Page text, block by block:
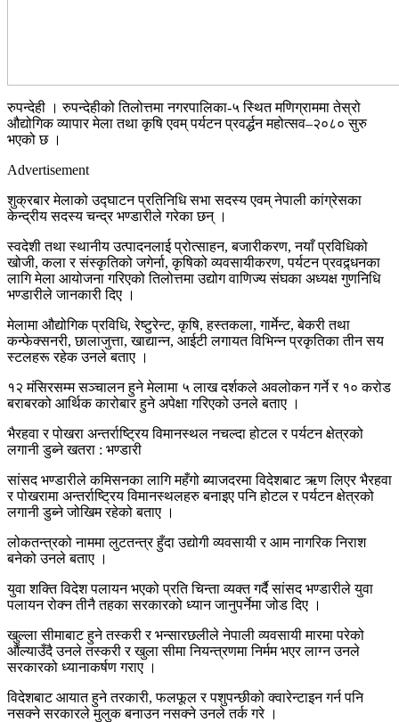
रुपन्देही । रुपन्देहीको तिलोत्तमा नगरपालिका-५ स्थित मणिग्राममा तेस्रो
औद्योगिक व्यापार मेला तथा कृषि एवम् पर्यटन प्रवर्द्धन महोत्सव–२०८० सुरु
भएको छ ।
Advertisement
शुक्रबार मेलाको उद्घाटन प्रतिनिधि सभा सदस्य एवम् नेपाली कांग्रेसका
केन्द्रीय सदस्य चन्द्र भण्डारीले गरेका छन् ।
स्वदेशी तथा स्थानीय उत्पादनलाई प्रोत्साहन, बजारीकरण, नयाँ प्रविधिको
खोजी, कला र संस्कृतिको जगेर्ना, कृषिको व्यवसायीकरण, पर्यटन प्रवद्र्धनका
लागि मेला आयोजना गरिएको तिलोत्तमा उद्योग वाणिज्य संघका अध्यक्ष गुणनिधि
भण्डारीले जानकारी दिए ।
मेलामा औद्योगिक प्रविधि, रेष्टुरेन्ट, कृषि, हस्तकला, गार्मेन्ट, बेकरी तथा
कन्फेक्सनरी, छालाजुत्ता, खाद्यान्न, आईटी लगायत विभिन्न प्रकृतिका तीन सय
स्टलहरू रहेक उनले बताए ।
१२ मंसिरसम्म सञ्चालन हुने मेलामा ५ लाख दर्शकले अवलोकन गर्ने र १० करोड
बराबरको आर्थिक कारोबार हुने अपेक्षा गरिएको उनले बताए ।
भैरहवा र पोखरा अन्तर्राष्ट्रिय विमानस्थल नचल्दा होटल र पर्यटन क्षेत्रको
लगानी डुब्ने खतरा : भण्डारी
सांसद भण्डारीले कमिसनका लागि महँगो ब्याजदरमा विदेशबाट ऋण लिएर भैरहवा
र पोखरामा अन्तर्राष्ट्रिय विमानस्थलहरु बनाइए पनि होटल र पर्यटन क्षेत्रको
लगानी डुब्ने जोखिम रहेको बताए ।
लोकतन्त्रको नाममा लुटतन्त्र हुँदा उद्योगी व्यवसायी र आम नागरिक निराश
बनेको उनले बताए ।
युवा शक्ति विदेश पलायन भएको प्रति चिन्ता व्यक्त गर्दै सांसद भण्डारीले युवा
पलायन रोक्न तीनै तहका सरकारको ध्यान जानुपर्नेमा जोड दिए ।
खुल्ला सीमाबाट हुने तस्करी र भन्सारछलीले नेपाली व्यवसायी मारमा परेको
औंल्याउँदै उनले तस्करी र खुला सीमा नियन्त्रणमा निर्मम भएर लाग्न उनले
सरकारको ध्यानाकर्षण गराए ।
विदेशबाट आयात हुने तरकारी, फलफूल र पशुपन्छीको क्वारेन्टाइन गर्न पनि
नसक्ने सरकारले मुलुक बनाउन नसक्ने उनले तर्क गरे ।